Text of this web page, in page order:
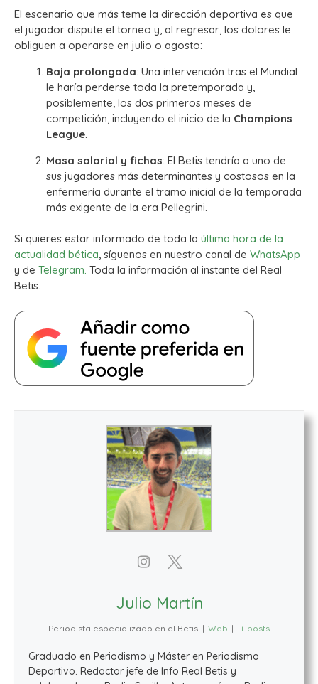
El escenario que más teme la dirección deportiva es que
el jugador dispute el torneo y, al regresar, los dolores le
obliguen a operarse en julio o agosto:
Baja prolongada: Una intervención tras el Mundial
le haría perderse toda la pretemporada y,
posiblemente, los dos primeros meses de
competición, incluyendo el inicio de la Champions
League.
Masa salarial y fichas: El Betis tendría a uno de
sus jugadores más determinantes y costosos en la
enfermería durante el tramo inicial de la temporada
más exigente de la era Pellegrini.
Si quieres estar informado de toda la última hora de la
actualidad bética, síguenos en nuestro canal de WhatsApp
y de Telegram. Toda la información al instante del Real
Betis.
Julio Martín
Periodista especializado en el Betis | Web | + posts
Graduado en Periodismo y Máster en Periodismo
Deportivo. Redactor jefe de Info Real Betis y